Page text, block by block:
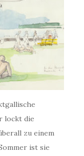
lockt die
zu einem
ist sie